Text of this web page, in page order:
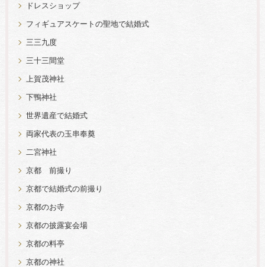
ドレスショップ
フィギュアスケートの聖地で結婚式
三三九度
三十三間堂
上賀茂神社
下鴨神社
世界遺産で結婚式
両家代表の玉串奉奠
二宮神社
京都 前撮り
京都で結婚式の前撮り
京都のお寺
京都の披露宴会場
京都の料亭
京都の神社